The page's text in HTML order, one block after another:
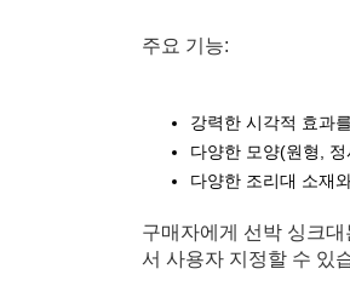
주요 기능:
강력한 시각적 효과
다양한 모양(원형,
다양한 조리대 소재
구매자에게 선박 싱크
서 사용자 지정할 수 있